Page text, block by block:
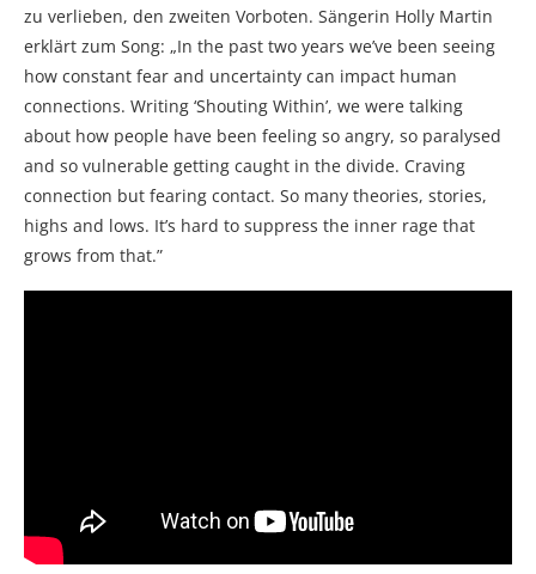
zu verlieben, den zweiten Vorboten. Sängerin Holly Martin
erklärt zum Song: „In the past two years we’ve been seeing
how constant fear and uncertainty can impact human
connections. Writing ‘Shouting Within’, we were talking
about how people have been feeling so angry, so paralysed
and so vulnerable getting caught in the divide. Craving
connection but fearing contact. So many theories, stories,
highs and lows. It’s hard to suppress the inner rage that
grows from that.”